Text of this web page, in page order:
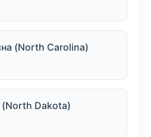
(North Carolina)
Dakota)